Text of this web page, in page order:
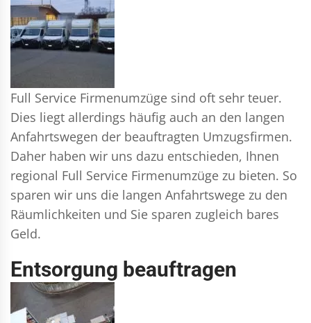
Full Service Firmenumzüge sind oft sehr teuer.
Dies liegt allerdings häufig auch an den langen
Anfahrtswegen der beauftragten Umzugsfirmen.
Daher haben wir uns dazu entschieden, Ihnen
regional Full Service Firmenumzüge zu bieten. So
sparen wir uns die langen Anfahrtswege zu den
Räumlichkeiten und Sie sparen zugleich bares
Geld.
Entsorgung beauftragen